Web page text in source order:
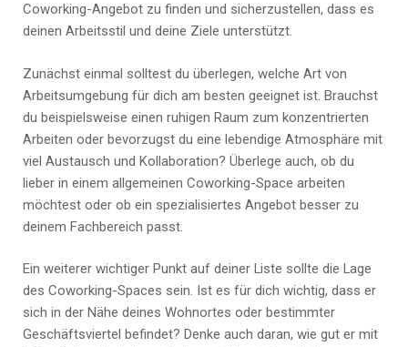
Coworking-Angebot zu finden und sicherzustellen, dass es
deinen Arbeitsstil und deine Ziele unterstützt.
Zunächst einmal solltest du überlegen, welche Art von
Arbeitsumgebung für dich am besten geeignet ist. Brauchst
du beispielsweise einen ruhigen Raum zum konzentrierten
Arbeiten oder bevorzugst du eine lebendige Atmosphäre mit
viel Austausch und Kollaboration? Überlege auch, ob du
lieber in einem allgemeinen Coworking-Space arbeiten
möchtest oder ob ein spezialisiertes Angebot besser zu
deinem Fachbereich passt.
Ein weiterer wichtiger Punkt auf deiner Liste sollte die Lage
des Coworking-Spaces sein. Ist es für dich wichtig, dass er
sich in der Nähe deines Wohnortes oder bestimmter
Geschäftsviertel befindet? Denke auch daran, wie gut er mit